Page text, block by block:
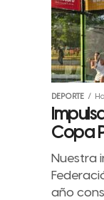
DEPORTE
Copa
Nuestra
año